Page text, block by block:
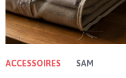
ACCESSOIRES SAM